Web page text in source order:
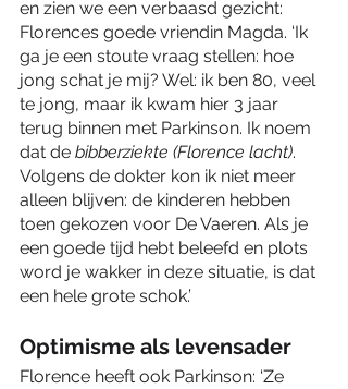
en zien we een verbaasd gezicht:
Florences goede vriendin Magda. ‘Ik
ga je een stoute vraag stellen: hoe
jong schat je mij? Wel: ik ben 80, veel
te jong, maar ik kwam hier 3 jaar
terug binnen met Parkinson. Ik noem
dat de bibberziekte (Florence lacht).
Volgens de dokter kon ik niet meer
alleen blijven: de kinderen hebben
toen gekozen voor De Vaeren. Als je
een goede tijd hebt beleefd en plots
word je wakker in deze situatie, is dat
een hele grote schok.’
Optimisme als levensader
Florence heeft ook Parkinson: ‘Ze